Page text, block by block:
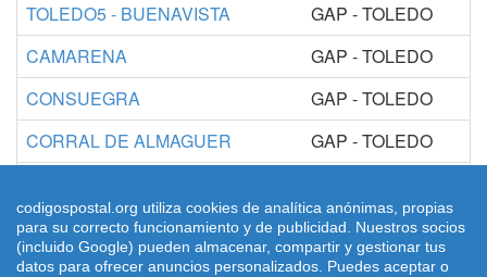
TOLEDO5 - BUENAVISTA
GAP - TOLEDO
CAMARENA
GAP - TOLEDO
CONSUEGRA
GAP - TOLEDO
CORRAL DE ALMAGUER
GAP - TOLEDO
ESQUIVIAS
GAP - TOLEDO
codigospostal.org utiliza cookies de analítica anónimas, propias
para su correcto funcionamiento y de publicidad. Nuestros socios
(incluido Google) pueden almacenar, compartir y gestionar tus
datos para ofrecer anuncios personalizados. Puedes aceptar o